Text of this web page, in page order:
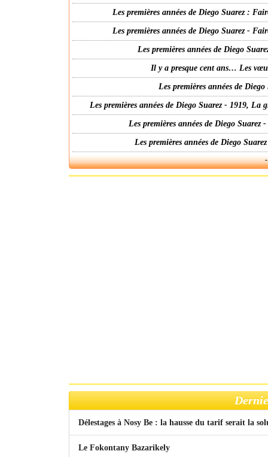
Les premières années de Diego Suarez :
Les premières années de Diego Suarez -
Les premières années de Diego
Il y a presque cent ans… Les
Les premières années de
Les premières années de Diego Suarez - 1919,
Les premières années de Diego
Les premières années de Diego
Délestages à Nosy Be : la hausse du tarif serait la
Le Fokontany Bazarikely